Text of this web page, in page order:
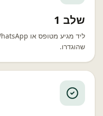
שלב 1
שהוגדרו.